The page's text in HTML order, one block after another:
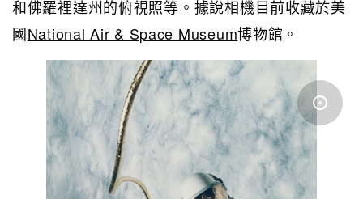
和佛羅裡達州的俯視照等。據說相機目前收藏於美
國National Air & Space Museum博物館。